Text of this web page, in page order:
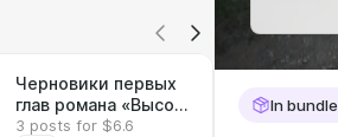
Черновики первых
глав романа «Высота
отделения»
3 posts for $6.6
In bundle